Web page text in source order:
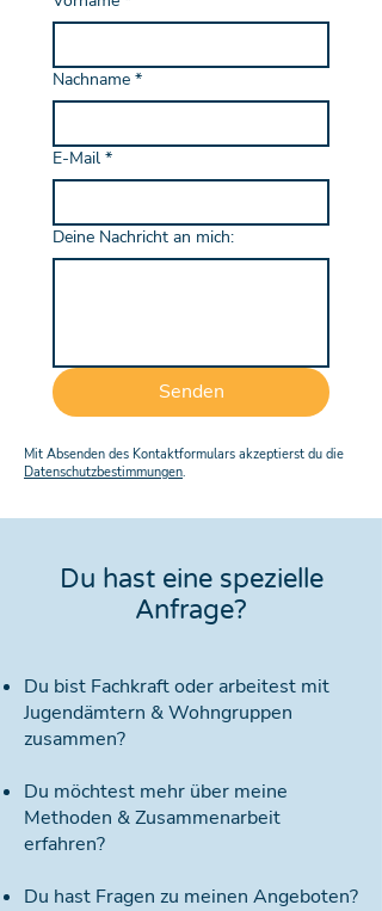
Nachname *
E-Mail *
Deine Nachricht an mich:
Senden
Mit Absenden des Kontaktformulars akzeptierst du die
Datenschutzbestimmungen.
Du hast eine spezielle
Anfrage?
Du bist Fachkraft oder arbeitest mit
Jugendämtern & Wohngruppen
zusammen?
Du möchtest mehr über meine
Methoden & Zusammenarbeit
erfahren?
Du hast Fragen zu meinen Angeboten?